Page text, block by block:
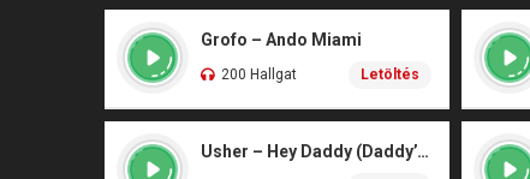
Grofo – Ando Miami
200 Hallgat Letöltés
Usher – Hey Daddy (Daddy’s Home)